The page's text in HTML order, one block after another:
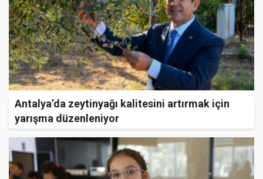
Antalya’da zeytinyağı kalitesini artırmak için
yarışma düzenleniyor